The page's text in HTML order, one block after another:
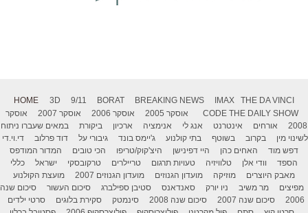
HOME 3D 9/11 BORAT BREAKING NEWS IMAX
THE DA VINCI
CODE THE DAILY SHOW אוסקר 2005 אוסקר 2006 אוסקר 2007
אוסקר
2008
אורחים אינטרנט אנג לי אנימציה ארכיון ביקורת
במאים שעברו ניתוח
לשינוי מין
בקרוב בשוטף בתי קולנוע ג'יימס בונד גיבורי על דוד פרלוב
די.וי.די
דפש מוד
האחים כהן היי דפינישן היצ'קוק/טריפו הכי טובים
המדור המודפס
הספד
וודי אלן טלוויזיה טעויות תרגום טריילרים טרקובסקי ישראל
כללי
מאבק היוצרים
מוזיקה מועדון הגנוזים מועדון הגנוזים 2007
מועצת הקולנוע
מפיצים
מר משיב ניו יורק סאנדאנס סטיבן ספילברג סיכום העשור
סיכום שנה
2006
סיכום שנה 2007 סיכום שנה 2008 סינמטק סקירת בלוגים
סרטי ילדים